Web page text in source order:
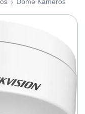
Dome Kameros